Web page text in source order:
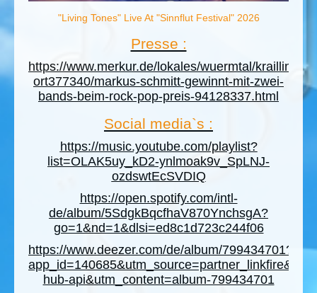
"Living Tones" Live At "Sinnflut Festival" 2026
Presse :
https://www.merkur.de/lokales/wuermtal/krailling-
ort377340/markus-schmitt-gewinnt-mit-zwei-
bands-beim-rock-pop-preis-94128337.html
Social media`s :
https://music.youtube.com/playlist?
list=OLAK5uy_kD2-ynlmoak9v_SpLNJ-
ozdswtEcSVDIQ
https://open.spotify.com/intl-
de/album/5SdgkBqcfhaV870YnchsgA?
go=1&nd=1&dlsi=ed8c1d723c244f06
https://www.deezer.com/de/album/799434701?
hub-api&utm_content=album-799434701